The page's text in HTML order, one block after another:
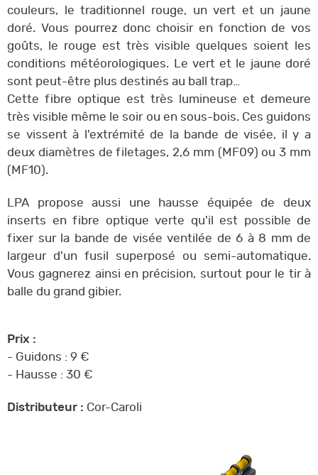
couleurs, le traditionnel rouge, un vert et un jaune
doré. Vous pourrez donc choisir en fonction de vos
goûts, le rouge est très visible quelques soient les
conditions météorologiques. Le vert et le jaune doré
sont peut-être plus destinés au ball trap…
Cette fibre optique est très lumineuse et demeure
très visible même le soir ou en sous-bois. Ces guidons
se vissent à l'extrémité de la bande de visée, il y a
deux diamètres de filetages, 2,6 mm (MF09) ou 3 mm
(MF10).
LPA propose aussi une hausse équipée de deux
inserts en fibre optique verte qu'il est possible de
fixer sur la bande de visée ventilée de 6 à 8 mm de
largeur d'un fusil superposé ou semi-automatique.
Vous gagnerez ainsi en précision, surtout pour le tir à
balle du grand gibier.
Prix :
- Guidons : 9 €
- Hausse : 30 €
Distributeur : Cor-Caroli